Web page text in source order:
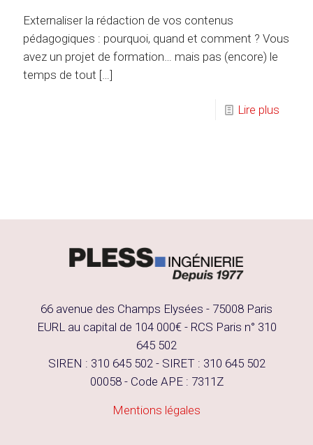
Externaliser la rédaction de vos contenus
pédagogiques : pourquoi, quand et comment ? Vous
avez un projet de formation… mais pas (encore) le
temps de tout […]
Lire plus
66 avenue des Champs Elysées - 75008 Paris
EURL au capital de 104 000€ - RCS Paris n° 310
645 502
SIREN : 310 645 502 - SIRET : 310 645 502
00058 - Code APE : 7311Z
Mentions légales